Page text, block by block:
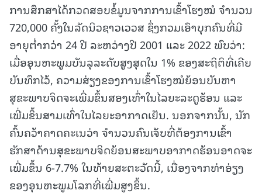
ການສຶກສາໄດ້ກວດສອບຂໍ້ມູນຈາກການເຂົ້າໂຮງໝໍ ຈຳນວນ
720,000 ຄັ້ງໃນລັດນິວຊາວເວວສ ຊຶ່ງກວມເອົາບຸກຄົນທີ່ມີ
ອາຍຸຕ່ຳກວ່າ 24 ປີ ລະຫວ່າງປີ 2001 ແລະ 2022 ພົບວ່າ:
ເມື່ອອຸນຫະພູມບັນລຸລະດັບສູງສຸດໃນ 1% ຂອງສະຖິຕິທີ່ເຄີຍ
ບັນທຶກໄວ້, ຄວາມສ່ຽງຂອງການເຂົ້າໂຮງໝໍຍ້ອນບັນຫາ
ສຸຂະພາບຈິດຈະເພີ່ມຂຶ້ນສອງເທົ່າໃນໄລຍະລະດູຮ້ອນ ແລະ
ເພີ່ມຂຶ້ນສາມເທົ່າໃນໄລຍະອາກາດເຢັນ. ນອກຈາກນັ້ນ, ນັກ
ຄົ້ນຄວ້າຄາດຄະເນວ່າ ຈຳນວນຄົນເຈັບທີ່ຕ້ອງການເຂົ້າ
ຮັກສາດ້ານສຸຂະພາບຈິດຍ້ອນສະພາບອາກາດຮ້ອນອາດຈະ
ເພີ່ມຂຶ້ນ 6-7.7% ໃນທ້າຍສະຕະວັດນີ້, ເນື່ອງຈາກທ່າອ່ຽງ
ຂອງອຸນຫະພູມໂລກທີ່ເພີ່ມສູງຂຶ້ນ.